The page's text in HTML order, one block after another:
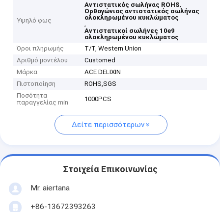
Υψηλό φως
Αντιστατικός σωλήνας ROHS,
Ορθογώνιος αντιστατικός σωλήνας
ολοκληρωμένου κυκλώματος
,
Αντιστατικοί σωλήνες 10e9
ολοκληρωμένου κυκλώματος
Όροι πληρωμής
T/T, Western Union
Αριθμό μοντέλου
Customed
Μάρκα
ACE DELIXIN
Πιστοποίηση
ROHS,SGS
Ποσότητα
παραγγελίας min
1000PCS
Δείτε περισσότερων
Στοιχεία Επικοινωνίας
Mr. aiertana
+86-13672393263